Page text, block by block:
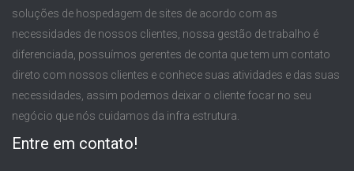
soluções de hospedagem de sites de acordo com as
necessidades de nossos clientes, nossa gestão de trabalho é
diferenciada, possuímos gerentes de conta que tem um contato
direto com nossos clientes e conhece suas atividades e das suas
necessidades, assim podemos deixar o cliente focar no seu
negócio que nós cuidamos da infra estrutura.
Entre em contato!